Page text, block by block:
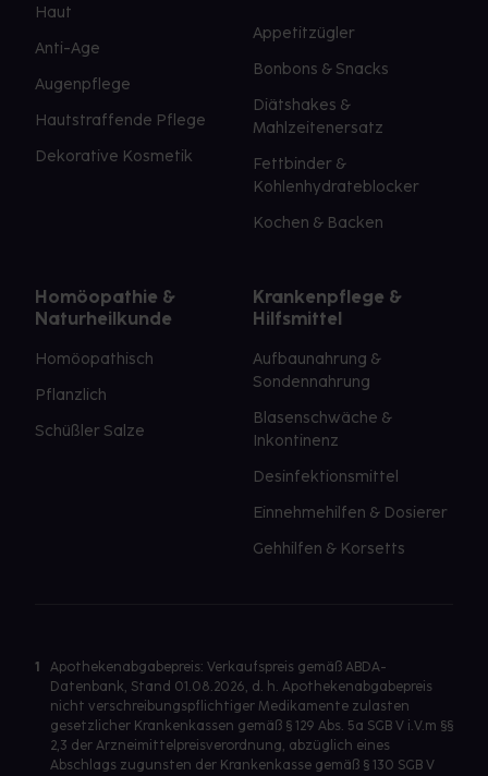
Haut
Anti-Age
Augenpflege
Hautstraffende Pflege
Dekorative Kosmetik
Appetitzügler
Bonbons & Snacks
Diätshakes &
Mahlzeitenersatz
Fettbinder &
Kohlenhydrateblocker
Kochen & Backen
Homöopathie &
Naturheilkunde
Homöopathisch
Pflanzlich
Schüßler Salze
Krankenpflege &
Hilfsmittel
Aufbaunahrung &
Sondennahrung
Blasenschwäche &
Inkontinenz
Desinfektionsmittel
Einnehmehilfen & Dosierer
Gehhilfen & Korsetts
1
Apothekenabgabepreis: Verkaufspreis gemäß ABDA-
Datenbank, Stand 01.08.2026, d. h. Apothekenabgabepreis
nicht verschreibungspflichtiger Medikamente zulasten
gesetzlicher Krankenkassen gemäß § 129 Abs. 5a SGB V i.V.m §§
2,3 der Arzneimittelpreisverordnung, abzüglich eines
Abschlags zugunsten der Krankenkasse gemäß § 130 SGB V